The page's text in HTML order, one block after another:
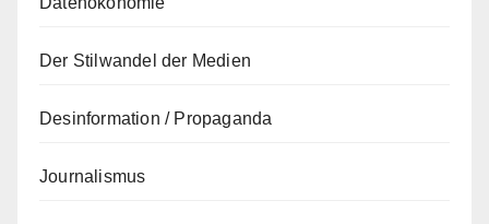
Der Stilwandel der Medien
Desinformation / Propaganda
Journalismus